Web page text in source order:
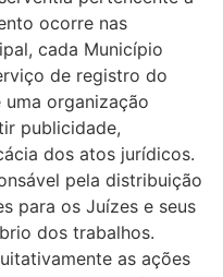
ocorre nas
cada Município
de registro do
organização
publicidade,
dos atos jurídicos.
pela distribuição
para os Juízes e seus
dos trabalhos.
as ações